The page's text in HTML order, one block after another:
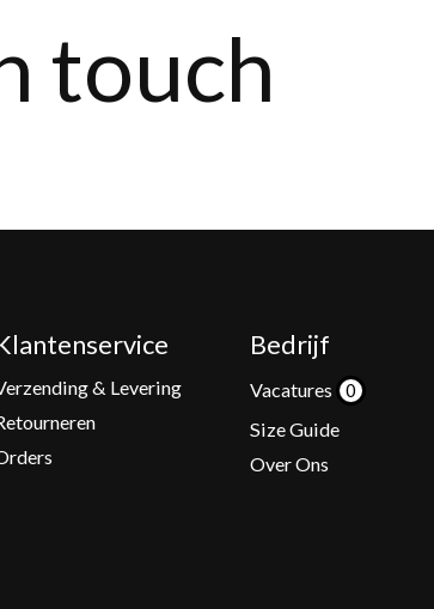
touch
& Levering
Bedrijf
Vacatures
Size Guide
Over Ons